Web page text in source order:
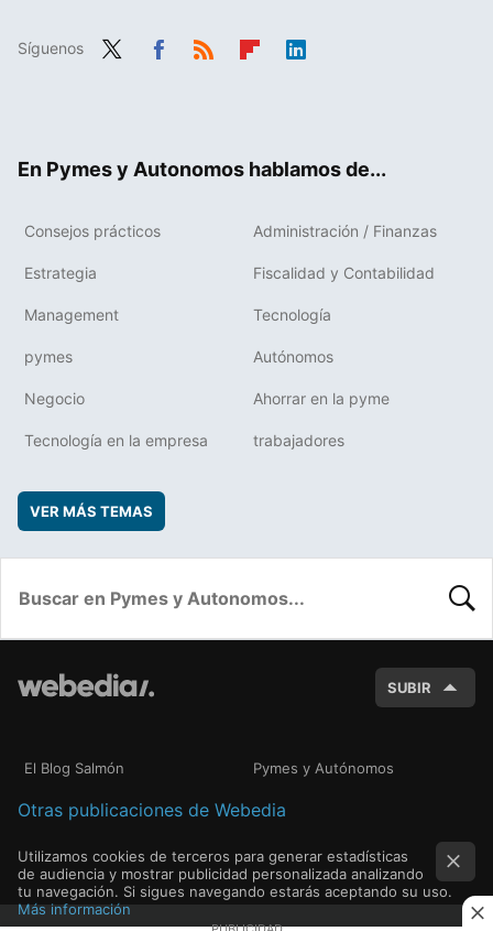
Síguenos
En Pymes y Autonomos hablamos de...
Consejos prácticos Administración / Finanzas
Estrategia Fiscalidad y Contabilidad
Management Tecnología
pymes Autónomos
Negocio Ahorrar en la pyme
Tecnología en la empresa trabajadores
VER MÁS TEMAS
SUBIR
El Blog Salmón Pymes y Autónomos
Otras publicaciones de Webedia
Utilizamos cookies de terceros para generar estadísticas
de audiencia y mostrar publicidad personalizada analizando
tu navegación. Si sigues navegando estarás aceptando su uso.
Más información